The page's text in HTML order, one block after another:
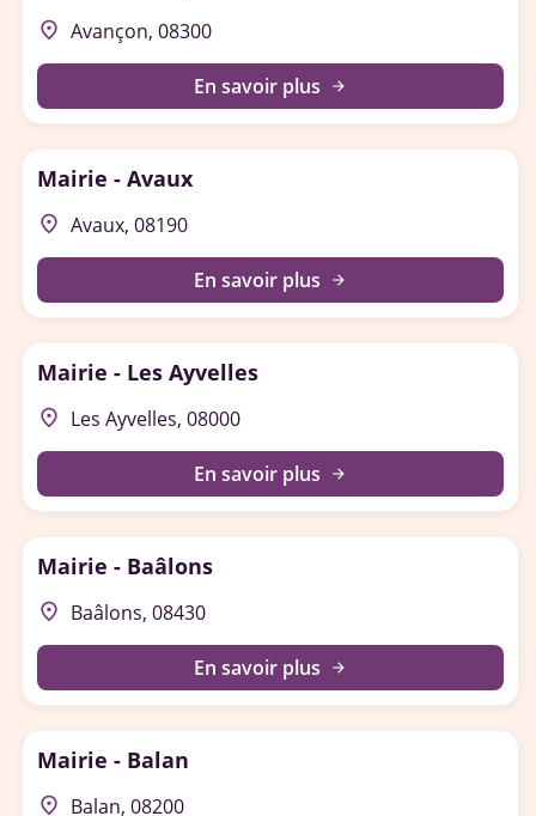
place Avançon, 08300
En savoir plus arrow_forward
Mairie - Avaux
place Avaux, 08190
En savoir plus arrow_forward
Mairie - Les Ayvelles
place Les Ayvelles, 08000
En savoir plus arrow_forward
Mairie - Baâlons
place Baâlons, 08430
En savoir plus arrow_forward
Mairie - Balan
place Balan, 08200